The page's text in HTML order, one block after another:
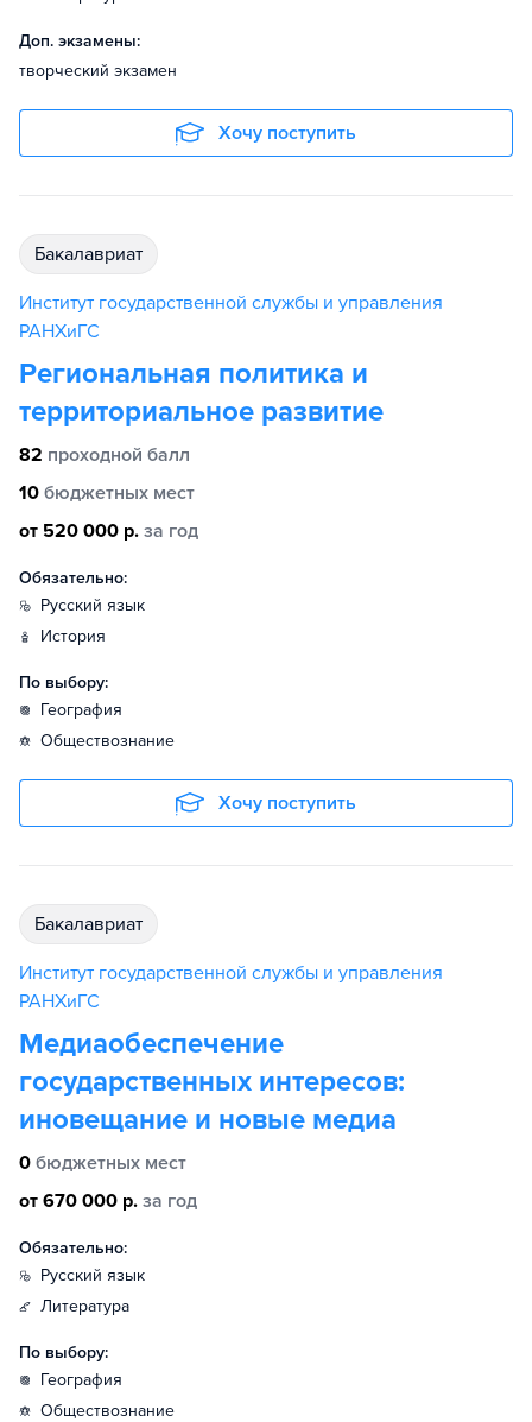
Доп. экзамены:
творческий экзамен
Хочу поступить
бакалавриат
Институт государственной службы и управления
РАНХиГС
Региональная политика и
территориальное развитие
82 проходной балл
10 бюджетных мест
от 520 000 р. за год
Обязательно:
русский язык
история
По выбору:
география
обществознание
Хочу поступить
бакалавриат
Институт государственной службы и управления
РАНХиГС
Медиаобеспечение
государственных интересов:
иновещание и новые медиа
0 бюджетных мест
от 670 000 р. за год
Обязательно:
русский язык
литература
По выбору:
география
обществознание